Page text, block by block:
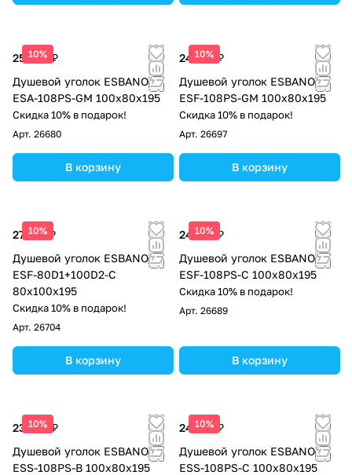
10%
25 500 ₽
Душевой уголок ESBANO
ESA-108PS-GM 100х80х195
Скидка 10% в подарок!
Арт. 26680
В корзину
10%
24 225 ₽
Душевой уголок ESBANO
ESF-108PS-GM 100х80х195
Скидка 10% в подарок!
Арт. 26697
В корзину
10%
27 413 ₽
Душевой уголок ESBANO
ESF-80D1+100D2-C
80х100х195
Скидка 10% в подарок!
Арт. 26704
В корзину
10%
24 225 ₽
Душевой уголок ESBANO
ESF-108PS-C 100х80х195
Скидка 10% в подарок!
Арт. 26689
В корзину
10%
23 588 ₽
Душевой уголок ESBANO
ESS-108PS-B 100х80х195
10%
24 225 ₽
Душевой уголок ESBANO
ESS-108PS-C 100х80х195